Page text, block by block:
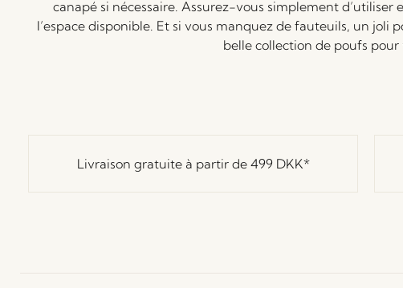
canapé si nécessaire. Assurez-vous simplement
l’espace disponible. Et si vous manquez de fauteuils, un joli
belle collection de poufs
Livraison gratuite à partir de 499 DKK*